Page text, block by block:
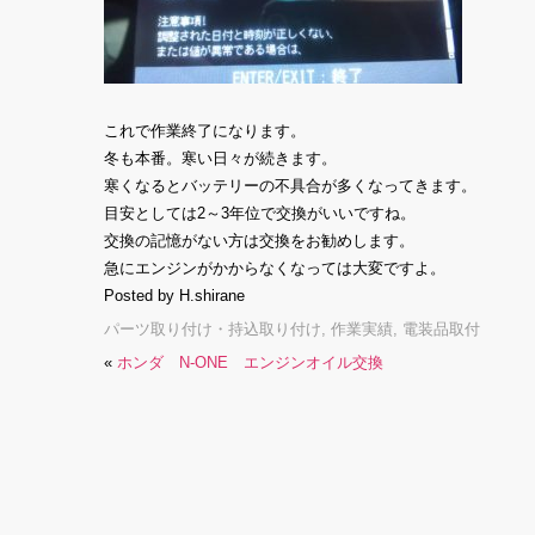
これで作業終了になります。
冬も本番。寒い日々が続きます。
寒くなるとバッテリーの不具合が多くなってきます。
目安としては2～3年位で交換がいいですね。
交換の記憶がない方は交換をお勧めします。
急にエンジンがかからなくなっては大変ですよ。
Posted by H.shirane
パーツ取り付け・持込取り付け, 作業実績, 電装品取付
« ホンダ N-ONE エンジンオイル交換